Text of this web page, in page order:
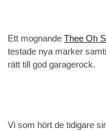
Ett mognande Thee Oh
testade nya marker
rätt till god garagerock.
Vi som hört de tidigare